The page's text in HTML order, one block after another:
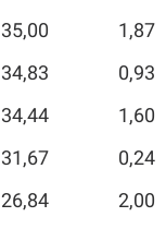
35,00 1,87
34,83 0,93
34,44 1,60
31,67 0,24
26,84 2,00